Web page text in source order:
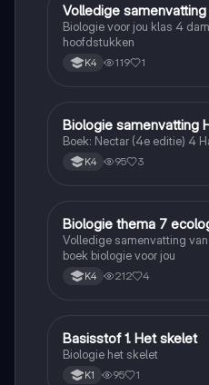
Biologie
Volledige
Biologie voor jou klas 4
hoofdstukken
K4 119 1
Biologie
Biologie samenvatting
Boek: Nectar (4e editie) 4
K4 95 3
Biologie
Biologie thema 7
Volledige samenvatting
boek biologie voor jou
K4 212 4
Biologie
Basisstof 1. Het skelet
Biologie het skelet
K1 95 1